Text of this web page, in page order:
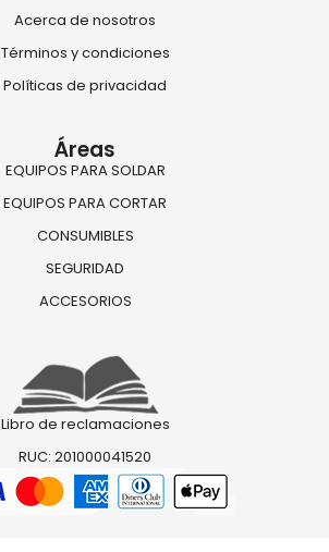
Acerca de nosotros
Términos y condiciones
Políticas de privacidad
Áreas
EQUIPOS PARA SOLDAR
EQUIPOS PARA CORTAR
CONSUMIBLES
SEGURIDAD
ACCESORIOS
Libro de reclamaciones
RUC: 201000041520